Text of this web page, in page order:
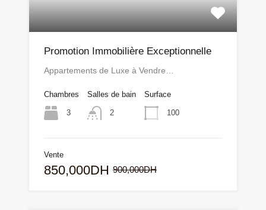
Promotion Immobilière Exceptionnelle
Appartements de Luxe à Vendre…
Chambres
3
Salles de bain
2
Surface
100
Vente
850,000DH 900,000DH